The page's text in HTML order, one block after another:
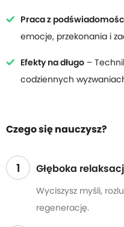
Praca z
emocje, przekonania i
Efekty na długo –
codziennych
Czego się nauczysz?
1 Głęboka
Wyciszysz myśli,
regenerację.